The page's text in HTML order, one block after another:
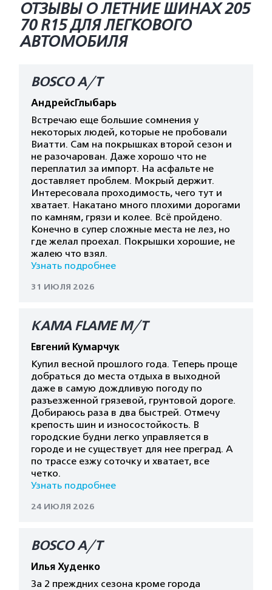
ОТЗЫВЫ О ЛЕТНИЕ ШИНАХ 205
70 R15 ДЛЯ ЛЕГКОВОГО
АВТОМОБИЛЯ
BOSCO A/T
АндрейсГлыбарь
Встречаю еще большие сомнения у
некоторых людей, которые не пробовали
Виатти. Сам на покрышках второй сезон и
не разочарован. Даже хорошо что не
переплатил за импорт. На асфальте не
доставляет проблем. Мокрый держит.
Интересовала проходимость, чего тут и
хватает. Накатано много плохими дорогами
по камням, грязи и колее. Всё пройдено.
Конечно в супер сложные места не лез, но
где желал проехал. Покрышки хорошие, не
жалею что взял.
Узнать подробнее
31 ИЮЛЯ 2026
КАМА FLAME M/T
Евгений Кумарчук
Купил весной прошлого года. Теперь проще
добраться до места отдыха в выходной
даже в самую дождливую погоду по
разъезженной грязевой, грунтовой дороге.
Добираюсь раза в два быстрей. Отмечу
крепость шин и износостойкость. В
городские будни легко управляется в
городе и не существует для нее преград. А
по трассе езжу соточку и хватает, все
четко.
Узнать подробнее
24 ИЮЛЯ 2026
BOSCO A/T
Илья Худенко
За 2 преждних сезона кроме города